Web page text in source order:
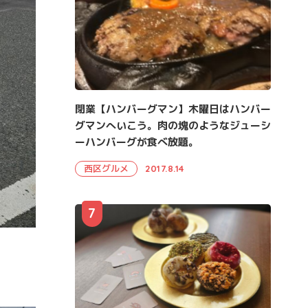
閉業【ハンバーグマン】木曜日はハンバー
グマンへいこう。肉の塊のようなジューシ
ーハンバーグが食べ放題。
西区グルメ 2017.8.14
7